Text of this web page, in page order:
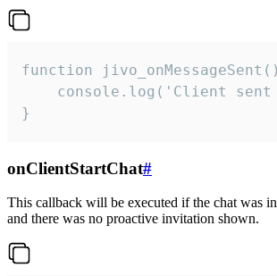
function
console.log('Client
}
onClientStartChat#
This callback will be executed if the chat was
and there was no proactive invitation shown.